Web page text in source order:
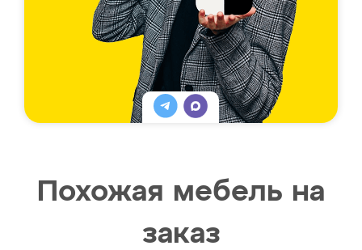
Похожая мебель на
заказ